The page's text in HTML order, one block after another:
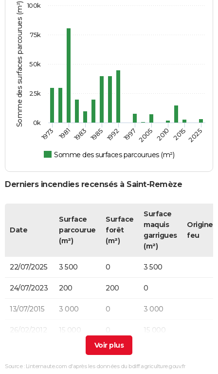
Somme des surfaces parcourues (m²)
Somme des surfaces parcourues (m²)
1973 1981 1983 1985 1992 1997 2005 2010 20152025
0k
25k
50k
75k
100k
Derniers incendies recensés à Saint-Remèze
Date
Surface
parcourue
(m²)
Surface
forêt
(m²)
Surface
maquis
garrigues
(m²)
Origine
feu
22/07/2025 3 500 0 3 500
24/07/2023 200 200 0
13/07/2015 3 000 0 3 000
26/02/2012 15 000 0 15 000
0
400
Source : Linternaute.com d'après les données du bdiff.agriculture.gouv.fr